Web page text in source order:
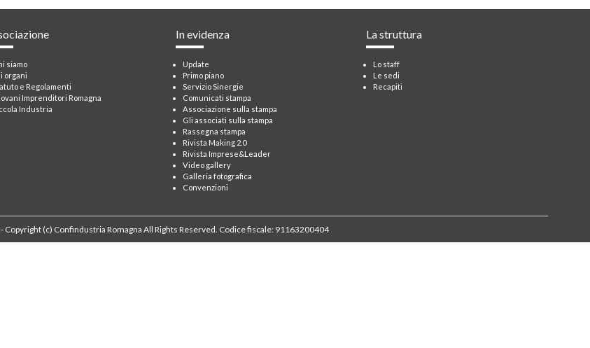
siamo
organi
e Regolamenti
Imprenditori Romagna
Industria
In evidenza
Update
Primo piano
Servizio Sinergie
Comunicati stampa
Associazione sulla stampa
Gli associati sulla stampa
Rassegna stampa
Rivista Making 2.0
Rivista Imprese&Leader
Video gallery
Galleria fotografica
Convenzioni
La struttura
Lo staff
Le sedi
Recapiti
Copyright (c) Confindustria Romagna All Rights Reserved. Codice fiscale: 91163200404